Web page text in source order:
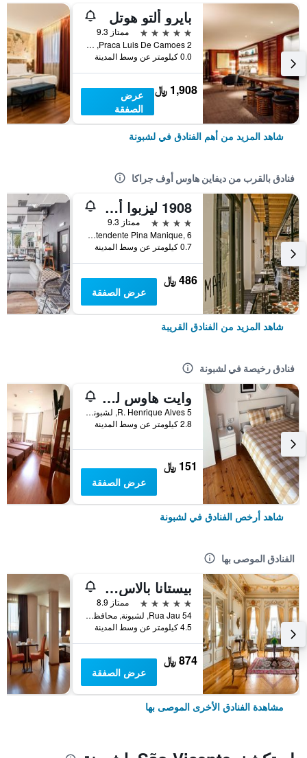
بايرو ألتو هوتل
5 نجوم
ممتاز 9.3
Praca Luis De Camoes 2, لشبونة, محافظة لشبونة, البرتغال
0.0 كيلومتر عن وسط المدينة
1,908 ﷼
عرض
الصفقة
شاهد المزيد من أهم الفنادق في لشبونة
فنادق بالقرب من ديفاين هاوس أوف جراكا
1908 ليزبوا أوتل
4 نجوم
ممتاز 9.3
Largo do Intendente Pina Manique, 6, لشبونة, محافظة لشبونة, البرتغال
0.7 كيلومتر عن وسط المدينة
486 ﷼
عرض الصفقة
شاهد المزيد من الفنادق القريبة
فنادق رخيصة في لشبونة
وايت هاوس ليزبون هوستل
R. Henrique Alves 5, لشبونة, محافظة لشبونة, البرتغال
2.8 كيلومتر عن وسط المدينة
151 ﷼
عرض الصفقة
شاهد أرخص الفنادق في لشبونة
الفنادق الموصى بها
بيستانا بالاس ليسبوا هوتل آند ناشونال مونومنت - ذا ليدينج هوتلز أوف ذا وورلد
5 نجوم
ممتاز 8.9
Rua Jau 54, لشبونة, محافظة لشبونة, البرتغال
4.5 كيلومتر عن وسط المدينة
874 ﷼
عرض الصفقة
مشاهدة الفنادق الأخرى الموصى بها